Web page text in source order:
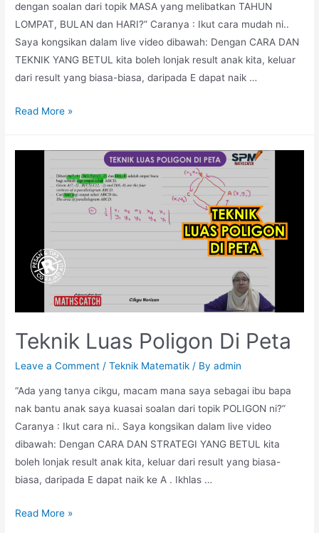
dengan soalan dari topik MASA yang melibatkan TAHUN
LOMPAT, BULAN dan HARI?” Caranya : Ikut cara mudah ni..
Saya kongsikan dalam live video dibawah: Dengan CARA DAN
TEKNIK YANG BETUL kita boleh lonjak result anak kita, keluar
dari result yang biasa-biasa, daripada E dapat naik …
Masa
Read More »
Teknik Luas Poligon Di Peta
Leave a Comment /Teknik Matematik / Byadmin
“Ada yang tanya cikgu, macam mana saya sebagai ibu bapa
nak bantu anak saya kuasai soalan dari topik POLIGON ni?”
Caranya : Ikut cara ni.. Saya kongsikan dalam live video
dibawah: Dengan CARA DAN STRATEGI YANG BETUL kita
boleh lonjak result anak kita, keluar dari result yang biasa-
biasa, daripada E dapat naik ke A . Ikhlas …
Teknik
Read More »